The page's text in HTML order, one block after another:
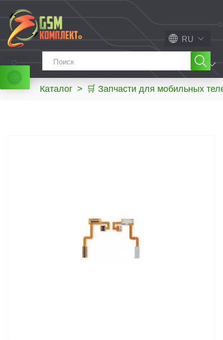
RU
МЕНЮ
Каталог > 🛒 Запчасти для мобильных